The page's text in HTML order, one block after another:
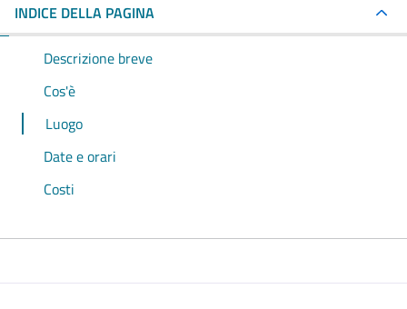
INDICE DELLA PAGINA
Descrizione breve
Cos'è
Luogo
Date e orari
Costi